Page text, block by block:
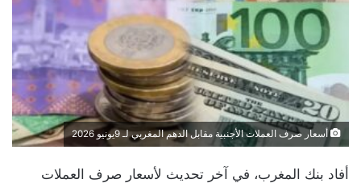
أسعار صرف العملات الأجنبية مقابل الدهم المغربي لـ 9يونيو 2026
أفاد بنك المغرب، في آخر تحديث لأسعار صرف العملات